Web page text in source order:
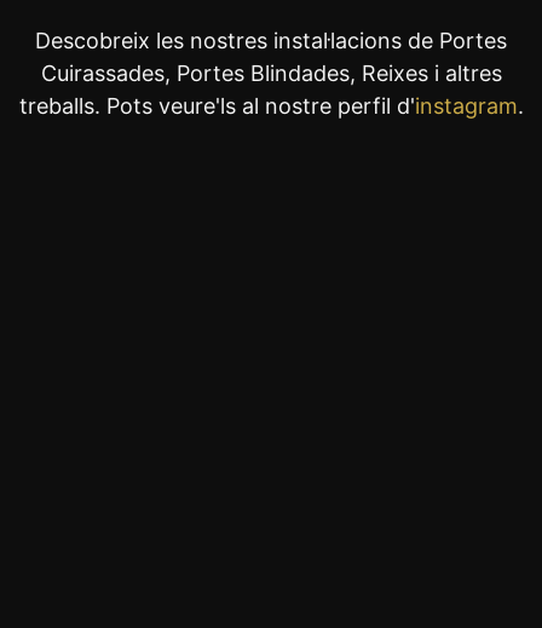
Descobreix les nostres instal·lacions de Portes
Cuirassades, Portes Blindades, Reixes i altres
treballs. Pots veure'ls al nostre perfil d'instagram.